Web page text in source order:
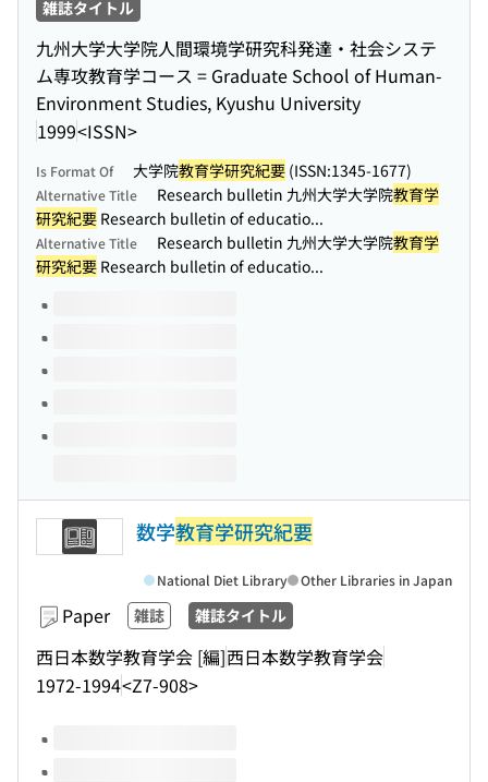
雑誌タイトル
九州大学大学院人間環境学研究科発達・社会システ
ム専攻教育学コース = Graduate School of Human-
Environment Studies, Kyushu University
1999<ISSN>
Is Format Of 大学院教育学研究紀要 (ISSN:1345-1677)
Alternative Title Research bulletin 九州大学大学院教育学
研究紀要 Research bulletin of educatio...
Alternative Title Research bulletin 九州大学大学院教育学
研究紀要 Research bulletin of educatio...
Volumes of this title
数学教育学研究紀要
Paper 雑誌 雑誌タイトル
西日本数学教育学会 [編]西日本数学教育学会
1972-1994<Z7-908>
National Diet Library Other Libraries in Japan
Volumes of this title